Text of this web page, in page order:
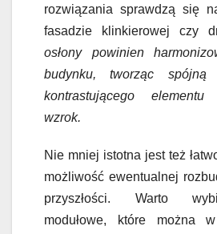
rozwiązania sprawdzą się
fasadzie klinkierowej czy
osłony powinien
budynku, tworząc spójną
kontrastującego elementu
wzrok.
Nie mniej istotna jest też
możliwość ewentualnej
przyszłości. Warto
modułowe, które można